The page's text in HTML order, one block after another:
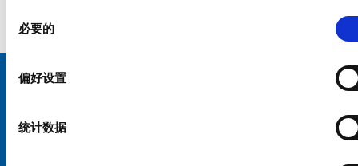
选
必要的
偏好设置
统计数据